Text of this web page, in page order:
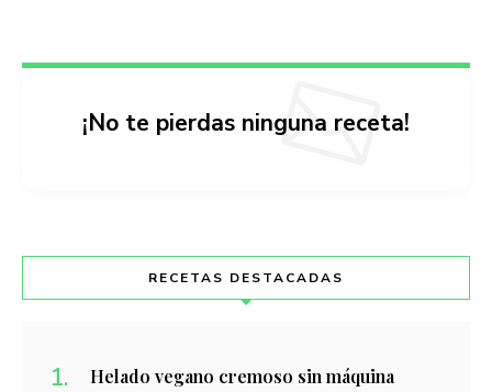
¡No te pierdas ninguna receta!
RECETAS DESTACADAS
Helado vegano cremoso sin máquina